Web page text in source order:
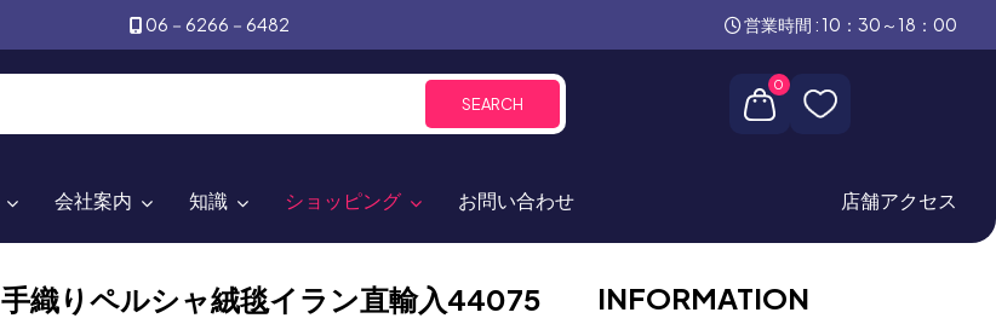
06－6266－6482 営業時間 : 10：30～18：00
SEARCH
0
会社案内 知識 ショッピング お問い合わせ 店舗アクセス
手織りペルシャ絨毯イラン直輸入44075 INFORMATION